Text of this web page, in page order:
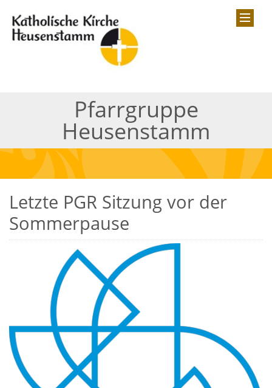
Pfarrgruppe
Heusenstamm
Letzte PGR Sitzung vor der
Sommerpause